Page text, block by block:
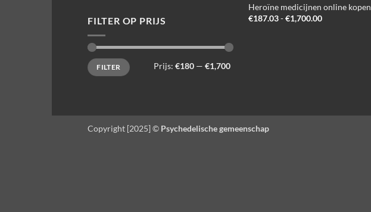
FILTER OP PRIJS
Min.
prijs
Max.
prijsFILTER Prijs: €180 — €1,700
Heroïne medicijnen online kopen
€187.03-€1,700.00Prijsklasse:
Copyright [2025] © Psychedelische gemeenschap